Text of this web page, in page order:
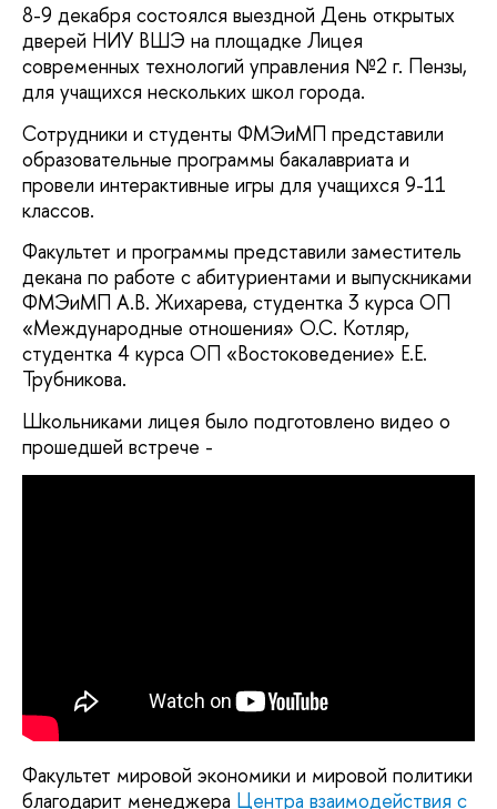
8-9 декабря состоялся выездной День открытых
дверей НИУ ВШЭ на площадке Лицея
современных технологий управления №2 г. Пензы,
для учащихся нескольких школ города.
Сотрудники и студенты ФМЭиМП представили
образовательные программы бакалавриата и
провели интерактивные игры для учащихся 9-11
классов.
Факультет и программы представили заместитель
декана по работе с абитуриентами и выпускниками
ФМЭиМП А.В. Жихарева, студентка 3 курса ОП
«Международные отношения» О.С. Котляр,
студентка 4 курса ОП «Востоковедение» Е.Е.
Трубникова.
Школьниками лицея было подготовлено видео о
прошедшей встрече -
Факультет мировой экономики и мировой политики
благодарит менеджера Центра взаимодействия с